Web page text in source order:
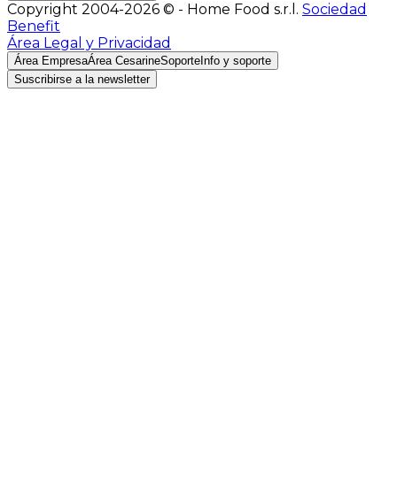
Copyright 2004-2026 © - Home Food s.r.l. Sociedad
Benefit
Área Legal y Privacidad
Área EmpresaÁrea CesarineSoporte Info y soporte
Suscribirse a la newsletter